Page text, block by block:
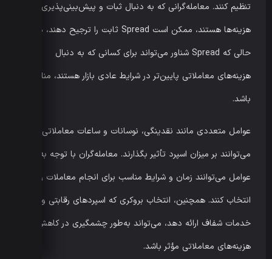
تنظیم کنند. معامله‌گرانی که به دنبال ثبات و پیش‌بینی‌پذیری
هزینه‌ها هستند، ممکن است Spread ثابت را ترجیح دهند، در
حالی که Spread شناور می‌تواند برای کسانی که به دنبال
هزینه‌های معاملاتی پایین‌تر در شرایط عادی بازار هستند، مناسب‌تر
باشد.
عوامل متعددی مانند نقدینگی، نوسانات و ساعات معاملاتی
می‌توانند بر میزان اسپرد تأثیر بگذارند. معامله‌گران با توجه به این
عوامل می‌توانند زمان و شرایط مناسب برای انجام معاملات را
انتخاب کنند. همچنین، انتخاب بروکری که اسپردهای رقابتی و
خدمات شفاف ارائه دهد، می‌تواند به‌طور چشمگیری در کاهش
هزینه‌های معاملاتی مؤثر باشد.